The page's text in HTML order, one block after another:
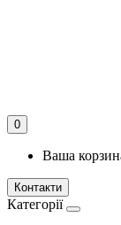
0
Ваша
Контакти
Категорії